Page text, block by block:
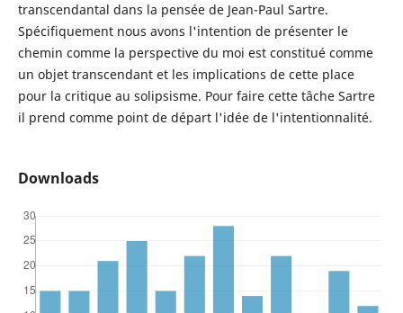
transcendantal dans la pensée de Jean-Paul Sartre.
Spécifiquement nous avons l'intention de présenter le
chemin comme la perspective du moi est constitué comme
un objet transcendant et les implications de cette place
pour la critique au solipsisme. Pour faire cette tâche Sartre
il prend comme point de départ l'idée de l'intentionnalité.
Downloads